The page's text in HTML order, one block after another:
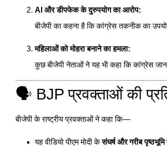
AI और डीपफेक के दुरुपयोग का आरोप:
बीजेपी का कहना है कि कांग्रेस तकनीक का
महिलाओं को मोहरा बनाने का हमला:
कुछ बीजेपी नेताओं ने यह भी कहा कि कांग्रेस
🗣️ BJP प्रवक्ताओं की
बीजेपी के राष्ट्रीय प्रवक्ताओं ने कहा कि—
यह वीडियो पीएम मोदी केसंघर्ष और गरीब